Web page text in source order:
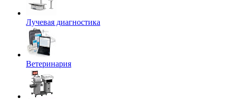
Лучевая диагностика
Ветеринария